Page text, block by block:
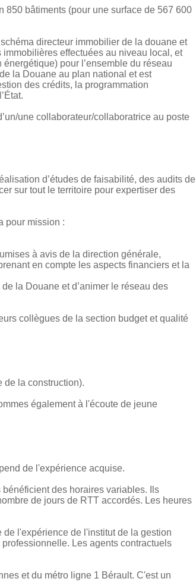
850 bâtiments (pour une surface de 567 600
directeur immobilier de la douane et
effectuées au niveau local, et
pour l’ensemble du réseau
la Douane au plan national et est
des crédits, la programmation
une collaborateur/collaboratrice au poste
d’études de faisabilité, des audits de
sur tout le territoire pour expertiser des
pour mission :
à avis de la direction générale,
en compte les aspects financiers et la
la Douane et d’animer le réseau des
collègues de la section budget et qualité
de la construction).
également à l'écoute de jeune
de l'expérience acquise.
des horaires variables. Ils
de jours de RTT accordés. Les heures
l'expérience de l'institut de la gestion
Les agents contractuels
et du métro ligne 1 Bérault. C'est un